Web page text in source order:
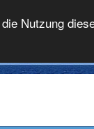
Nutzung